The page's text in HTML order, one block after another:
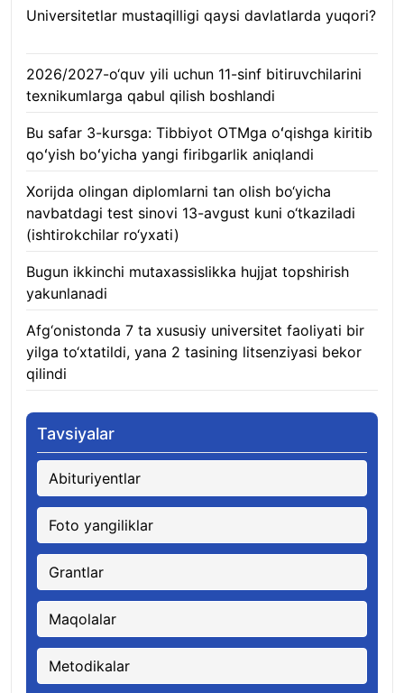
Universitetlar mustaqilligi qaysi davlatlarda yuqori?
2026/2027-o‘quv yili uchun 11-sinf bitiruvchilarini
texnikumlarga qabul qilish boshlandi
Bu safar 3-kursga: Tibbiyot OTMga oʻqishga kiritib
qoʻyish boʻyicha yangi firibgarlik aniqlandi
Xorijda olingan diplomlarni tan olish bo‘yicha
navbatdagi test sinovi 13-avgust kuni o‘tkaziladi
(ishtirokchilar ro‘yxati)
Bugun ikkinchi mutaxassislikka hujjat topshirish
yakunlanadi
Afg‘onistonda 7 ta xususiy universitet faoliyati bir
yilga to‘xtatildi, yana 2 tasining litsenziyasi bekor
qilindi
Tavsiyalar
Abituriyentlar
Foto yangiliklar
Grantlar
Maqolalar
Metodikalar